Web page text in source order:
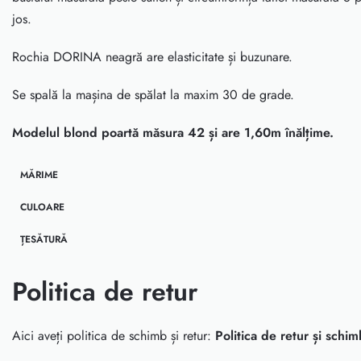
jos.
Rochia DORINA neagră are elasticitate și buzunare.
Se spală la mașina de spălat la maxim 30 de grade.
Modelul blond poartă măsura 42 și are 1,60m înălțime.
MĂRIME
CULOARE
ȚESĂTURĂ
Politica de retur
Aici aveți politica de schimb și retur: Politica de retur și